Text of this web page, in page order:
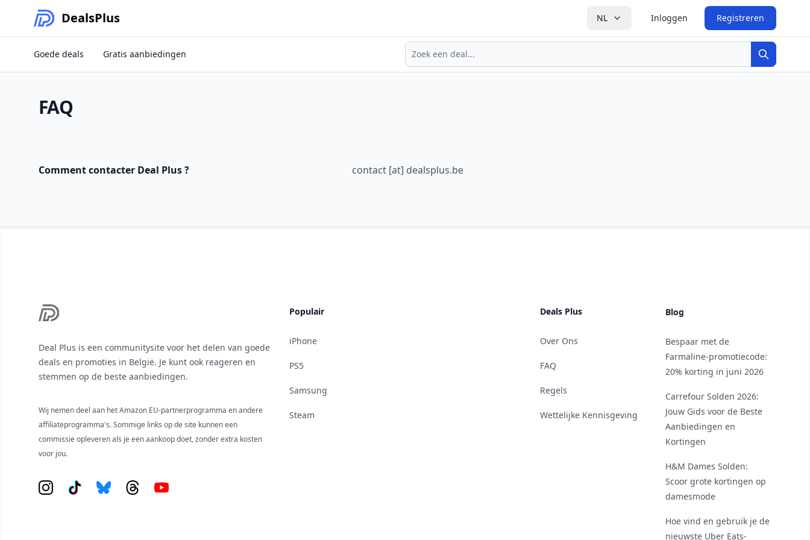
DealsPlus NL Inloggen Registreren
Zoeken
Zoeken
Goede deals Gratis aanbiedingen
FAQ
Comment contacter Deal Plus ? contact [at] dealsplus.be
Deal Plus is een communitysite voor het delen van goede
deals en promoties in België. Je kunt ook reageren en
stemmen op de beste aanbiedingen.
Wij nemen deel aan het Amazon EU-partnerprogramma en andere
affiliateprogramma's. Sommige links op de site kunnen een
commissie opleveren als je een aankoop doet, zonder extra kosten
voor jou.
Instagram
Tiktok BlueskyThreadsYouTube
Populair
iPhone
PS5
Samsung
Steam
Deals Plus
Over Ons
FAQ
Regels
Wettelijke Kennisgeving
Blog
Bespaar met de
Farmaline-promotiecode:
20% korting in juni 2026
Carrefour Solden 2026:
Jouw Gids voor de Beste
Aanbiedingen en
Kortingen
H&M Dames Solden:
Scoor grote kortingen op
damesmode
Hoe vind en gebruik je de
nieuwste Uber Eats-